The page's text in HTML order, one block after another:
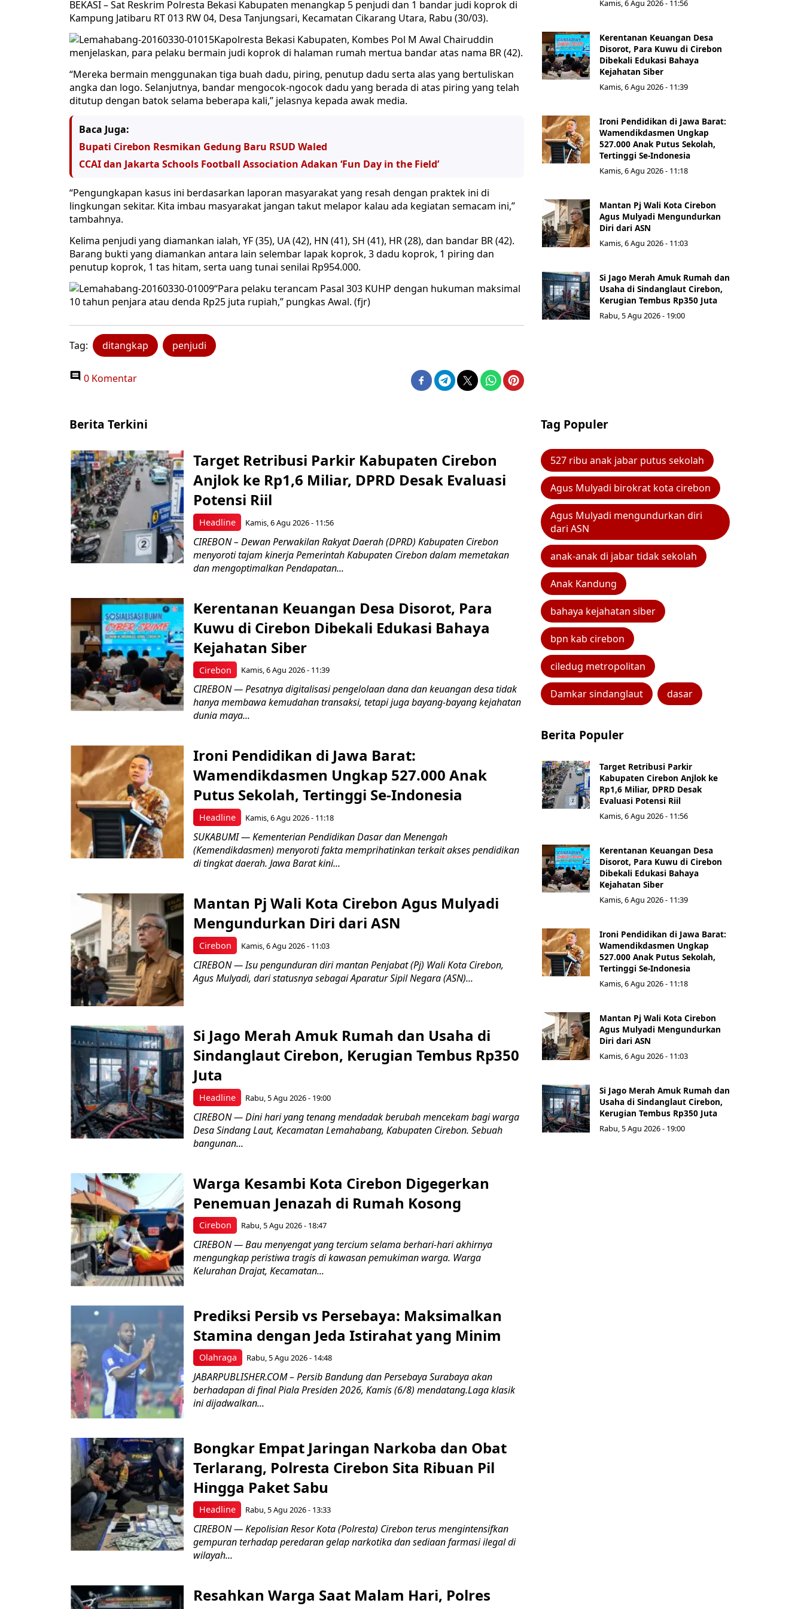
BEKASI – Sat Reskrim Polresta Bekasi Kabupaten menangkap 5 penjudi dan 1 bandar judi koprok di
Kampung Jatibaru RT 013 RW 04, Desa Tanjungsari, Kecamatan Cikarang Utara, Rabu (30/03).
Kapolresta Bekasi Kabupaten, Kombes Pol M Awal Chairuddin
menjelaskan, para pelaku bermain judi koprok di halaman rumah mertua bandar atas nama BR (42).
“Mereka bermain menggunakan tiga buah dadu, piring, penutup dadu serta alas yang bertuliskan
angka dan logo. Selanjutnya, bandar mengocok-ngocok dadu yang berada di atas piring yang telah
ditutup dengan batok selama beberapa kali,” jelasnya kepada awak media.
Baca Juga:
Bupati Cirebon Resmikan Gedung Baru RSUD Waled
CCAI dan Jakarta Schools Football Association Adakan ‘Fun Day in the Field’
“Pengungkapan kasus ini berdasarkan laporan masyarakat yang resah dengan praktek ini di
lingkungan sekitar. Kita imbau masyarakat jangan takut melapor kalau ada kegiatan semacam ini,”
tambahnya.
Kelima penjudi yang diamankan ialah, YF (35), UA (42), HN (41), SH (41), HR (28), dan bandar BR (42).
Barang bukti yang diamankan antara lain selembar lapak koprok, 3 dadu koprok, 1 piring dan
penutup koprok, 1 tas hitam, serta uang tunai senilai Rp954.000.
“Para pelaku terancam Pasal 303 KUHP dengan hukuman maksimal
10 tahun penjara atau denda Rp25 juta rupiah,” pungkas Awal. (fjr)
Tag: ditangkap penjudi
0 Komentar
Kamis, 6 Agu 2026 - 11:56
Kerentanan Keuangan Desa
Disorot, Para Kuwu di Cirebon
Dibekali Edukasi Bahaya
Kejahatan Siber
Kamis, 6 Agu 2026 - 11:39
Ironi Pendidikan di Jawa Barat:
Wamendikdasmen Ungkap
527.000 Anak Putus Sekolah,
Tertinggi Se-Indonesia
Kamis, 6 Agu 2026 - 11:18
Mantan Pj Wali Kota Cirebon
Agus Mulyadi Mengundurkan
Diri dari ASN
Kamis, 6 Agu 2026 - 11:03
Si Jago Merah Amuk Rumah dan
Usaha di Sindanglaut Cirebon,
Kerugian Tembus Rp350 Juta
Rabu, 5 Agu 2026 - 19:00
Berita Terkini
Headline
Target Retribusi Parkir Kabupaten Cirebon
Anjlok ke Rp1,6 Miliar, DPRD Desak Evaluasi
Potensi Riil
Kamis, 6 Agu 2026 - 11:56
CIREBON – Dewan Perwakilan Rakyat Daerah (DPRD) Kabupaten Cirebon
menyoroti tajam kinerja Pemerintah Kabupaten Cirebon dalam memetakan
dan mengoptimalkan Pendapatan...
Cirebon
Kerentanan Keuangan Desa Disorot, Para
Kuwu di Cirebon Dibekali Edukasi Bahaya
Kejahatan Siber
Kamis, 6 Agu 2026 - 11:39
CIREBON — Pesatnya digitalisasi pengelolaan dana dan keuangan desa tidak
hanya membawa kemudahan transaksi, tetapi juga bayang-bayang kejahatan
dunia maya...
Headline
Ironi Pendidikan di Jawa Barat:
Wamendikdasmen Ungkap 527.000 Anak
Putus Sekolah, Tertinggi Se-Indonesia
Kamis, 6 Agu 2026 - 11:18
SUKABUMI — Kementerian Pendidikan Dasar dan Menengah
(Kemendikdasmen) menyoroti fakta memprihatinkan terkait akses pendidikan
di tingkat daerah. Jawa Barat kini...
Cirebon
Mantan Pj Wali Kota Cirebon Agus Mulyadi
Mengundurkan Diri dari ASN
Kamis, 6 Agu 2026 - 11:03
CIREBON — Isu pengunduran diri mantan Penjabat (Pj) Wali Kota Cirebon,
Agus Mulyadi, dari statusnya sebagai Aparatur Sipil Negara (ASN)...
Headline
Si Jago Merah Amuk Rumah dan Usaha di
Sindanglaut Cirebon, Kerugian Tembus Rp350
Juta
Rabu, 5 Agu 2026 - 19:00
CIREBON — Dini hari yang tenang mendadak berubah mencekam bagi warga
Desa Sindang Laut, Kecamatan Lemahabang, Kabupaten Cirebon. Sebuah
bangunan...
Cirebon
Warga Kesambi Kota Cirebon Digegerkan
Penemuan Jenazah di Rumah Kosong
Rabu, 5 Agu 2026 - 18:47
CIREBON — Bau menyengat yang tercium selama berhari-hari akhirnya
mengungkap peristiwa tragis di kawasan pemukiman warga. Warga
Kelurahan Drajat, Kecamatan...
Olahraga
Prediksi Persib vs Persebaya: Maksimalkan
Stamina dengan Jeda Istirahat yang Minim
Rabu, 5 Agu 2026 - 14:48
JABARPUBLISHER.COM – Persib Bandung dan Persebaya Surabaya akan
berhadapan di final Piala Presiden 2026, Kamis (6/8) mendatang.Laga klasik
ini dijadwalkan...
Headline
Bongkar Empat Jaringan Narkoba dan Obat
Terlarang, Polresta Cirebon Sita Ribuan Pil
Hingga Paket Sabu
Rabu, 5 Agu 2026 - 13:33
​CIREBON — Kepolisian Resor Kota (Polresta) Cirebon terus mengintensifkan
gempuran terhadap peredaran gelap narkotika dan sediaan farmasi ilegal di
wilayah...
Resahkan Warga Saat Malam Hari, Polres
Tag Populer
527 ribu anak jabar putus sekolah
Agus Mulyadi birokrat kota cirebon
Agus Mulyadi mengundurkan diri
dari ASN
anak-anak di jabar tidak sekolah
Anak Kandung
bahaya kejahatan siber
bpn kab cirebon
ciledug metropolitan
Damkar sindanglaut dasar
Berita Populer
Target Retribusi Parkir
Kabupaten Cirebon Anjlok ke
Rp1,6 Miliar, DPRD Desak
Evaluasi Potensi Riil
Kamis, 6 Agu 2026 - 11:56
Kerentanan Keuangan Desa
Disorot, Para Kuwu di Cirebon
Dibekali Edukasi Bahaya
Kejahatan Siber
Kamis, 6 Agu 2026 - 11:39
Ironi Pendidikan di Jawa Barat:
Wamendikdasmen Ungkap
527.000 Anak Putus Sekolah,
Tertinggi Se-Indonesia
Kamis, 6 Agu 2026 - 11:18
Mantan Pj Wali Kota Cirebon
Agus Mulyadi Mengundurkan
Diri dari ASN
Kamis, 6 Agu 2026 - 11:03
Si Jago Merah Amuk Rumah dan
Usaha di Sindanglaut Cirebon,
Kerugian Tembus Rp350 Juta
Rabu, 5 Agu 2026 - 19:00